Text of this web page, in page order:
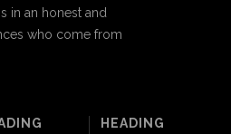
in an honest and
who come from
HEADING